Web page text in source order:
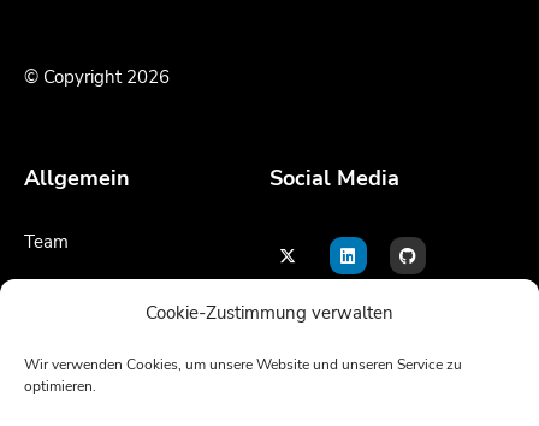
Cookie-Zustimmung verwalten
Wir verwenden Cookies, um unsere Website und unseren Service zu
optimieren.
© Copyright 2026
Allgemein
Team
Social Media